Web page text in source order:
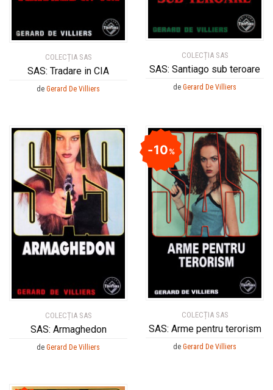
COLECȚIA SAS
SAS: Tradare in CIA
de Gerard De Villiers
COLECȚIA SAS
SAS: Santiago sub teroare
de Gerard De Villiers
COLECȚIA SAS
SAS: Armaghedon
de Gerard De Villiers
COLECȚIA SAS
SAS: Arme pentru terorism
10%
de Gerard De Villiers